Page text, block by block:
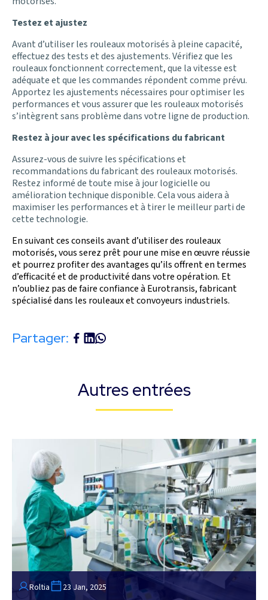
Testez et ajustez
Avant d’utiliser les rouleaux motorisés à pleine capacité,
effectuez des tests et des ajustements. Vérifiez que les
rouleaux fonctionnent correctement, que la vitesse est
adéquate et que les commandes répondent comme prévu.
Apportez les ajustements nécessaires pour optimiser les
performances et vous assurer que les rouleaux motorisés
s’intègrent sans problème dans votre ligne de production.
Restez à jour avec les spécifications du fabricant
Assurez-vous de suivre les spécifications et
recommandations du fabricant des rouleaux motorisés.
Restez informé de toute mise à jour logicielle ou
amélioration technique disponible. Cela vous aidera à
maximiser les performances et à tirer le meilleur parti de
cette technologie.
En suivant ces conseils avant d’utiliser des rouleaux
motorisés, vous serez prêt pour une mise en œuvre réussie
et pourrez profiter des avantages qu’ils offrent en termes
d’efficacité et de productivité dans votre opération. Et
n’oubliez pas de faire confiance à Eurotransis, fabricant
spécialisé dans les rouleaux et convoyeurs industriels.
Partager:
Autres entrées
Roltia 23 Jan, 2025